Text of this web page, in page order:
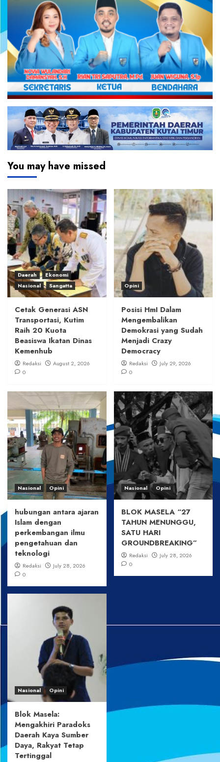
You may have missed
Daerah
Ekonomi
Nasional
Sangatta
Cetak Generasi ASN
Transportasi, Kutim
Raih 20 Kuota
Beasiswa Ikatan Dinas
Kemenhub
Redaksi
August 2, 2026
0
Opini
Posisi HmI Dalam
Mengembalikan
Demokrasi yang Sudah
Menjadi Crazy
Democracy
Redaksi
July 29, 2026
0
Nasional Opini
hubungan antara ajaran
Islam dengan
perkembangan ilmu
pengetahuan dan
teknologi
Redaksi
July 28, 2026
0
Nasional Opini
BLOK MASELA “27
TAHUN MENUNGGU,
SATU HARI
GROUNDBREAKING”
Redaksi
July 28, 2026
0
Nasional Opini
Blok Masela:
Mengakhiri Paradoks
Daerah Kaya Sumber
Daya, Rakyat Tetap
Tertinggal